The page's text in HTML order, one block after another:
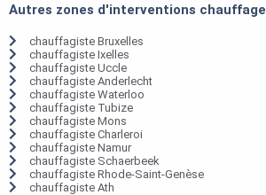
Autres zones d'interventions chauffage
chauffagiste Bruxelles
chauffagiste Ixelles
chauffagiste Uccle
chauffagiste Anderlecht
chauffagiste Waterloo
chauffagiste Tubize
chauffagiste Mons
chauffagiste Charleroi
chauffagiste Namur
chauffagiste Schaerbeek
chauffagiste Rhode-Saint-Genèse
chauffagiste Ath